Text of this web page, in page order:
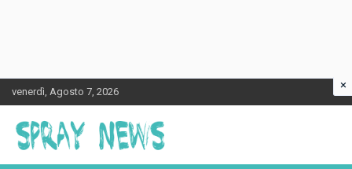
to
content
venerdì, Agosto 7, 2026 ×